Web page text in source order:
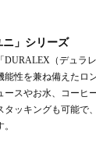
」シリーズ
（デュラ
能性を兼ね備えたロ
ースやお水、コーヒ
タッキングも可能で